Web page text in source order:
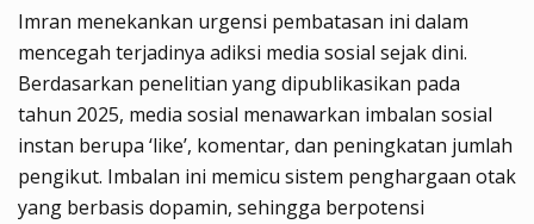
Imran menekankan urgensi pembatasan ini dalam
mencegah terjadinya adiksi media sosial sejak dini.
Berdasarkan penelitian yang dipublikasikan pada
tahun 2025, media sosial menawarkan imbalan sosial
instan berupa ‘like’, komentar, dan peningkatan jumlah
pengikut. Imbalan ini memicu sistem penghargaan otak
yang berbasis dopamin, sehingga berpotensi